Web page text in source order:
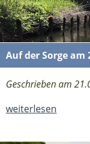
Auf der Sorge am
Geschrieben am
weiterlesen